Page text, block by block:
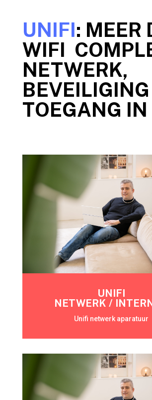
UNIFI: MEER
WIFI
NETWERK,
TOEGANG IN
UNIFI
NETWERK /
Unifi netwerk aparatuur